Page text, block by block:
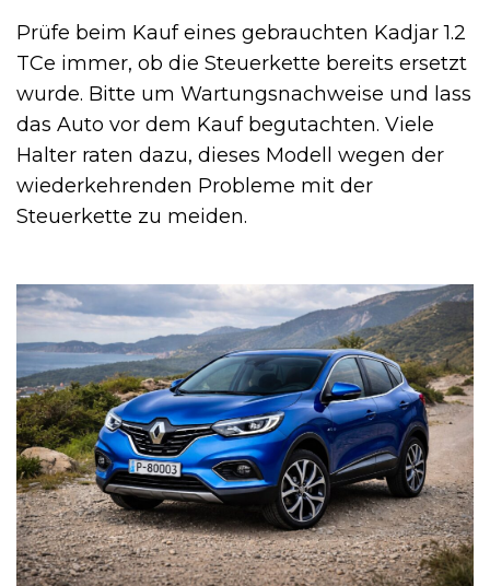
Prüfe beim Kauf eines gebrauchten Kadjar 1.2
TCe immer, ob die Steuerkette bereits ersetzt
wurde. Bitte um Wartungsnachweise und lass
das Auto vor dem Kauf begutachten. Viele
Halter raten dazu, dieses Modell wegen der
wiederkehrenden Probleme mit der
Steuerkette zu meiden.